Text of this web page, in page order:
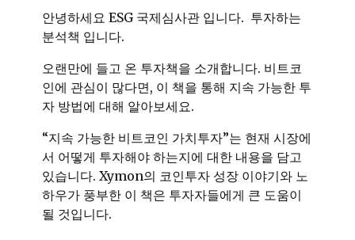
안녕하세요 ESG 국제심사관 입니다. 투자하는
분석책 입니다.
오랜만에 들고 온 투자책을 소개합니다. 비트코
인에 관심이 많다면, 이 책을 통해 지속 가능한 투
자 방법에 대해 알아보세요.
“지속 가능한 비트코인 가치투자”는 현재 시장에
서 어떻게 투자해야 하는지에 대한 내용을 담고
있습니다. Xymon의 코인투자 성장 이야기와 노
하우가 풍부한 이 책은 투자자들에게 큰 도움이
될 것입니다.